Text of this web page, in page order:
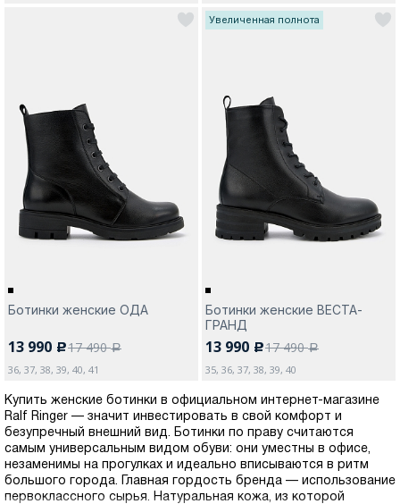
Ботинки женские ОДА
13 990 c17 490a
36, 37, 38, 39, 40, 41
Увеличенная полнота
Ботинки женские ВЕСТА-
ГРАНД
13 990 c17 490a
35, 36, 37, 38, 39, 40
Купить женские ботинки в официальном интернет-магазине
Ralf Ringer — значит инвестировать в свой комфорт и
безупречный внешний вид. Ботинки по праву считаются
самым универсальным видом обуви: они уместны в офисе,
незаменимы на прогулках и идеально вписываются в ритм
большого города. Главная гордость бренда — использование
первоклассного сырья. Натуральная кожа, из которой